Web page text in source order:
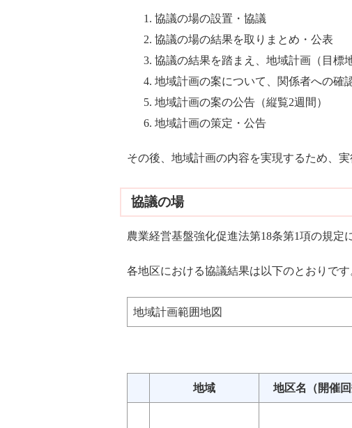
協議の場の設置・協議
協議の場の結果を取りまとめ・公表
協議の結果を踏まえ、地域計画（目標
地域計画の案について、関係者への確
地域計画の案の公告（縦覧2週間）
地域計画の策定・公告
その後、地域計画の内容を実現するため、実
協議の場
農業経営基盤強化促進法第18条第1項の規定
各地区における協議結果は以下のとおりです
地域計画範囲地図
地域 地区名（開催回